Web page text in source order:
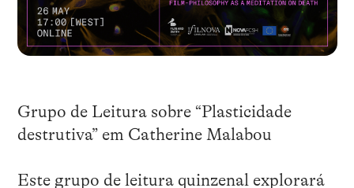
Grupo de Leitura sobre “Plasticidade
destrutiva” em Catherine Malabou
Este grupo de leitura quinzenal explorará